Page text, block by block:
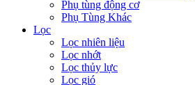
Phụ tùng động cơ
Phụ Tùng Khác
Lọc
Lọc nhiên liệu
Lọc nhớt
Lọc thủy lực
Lọc gió